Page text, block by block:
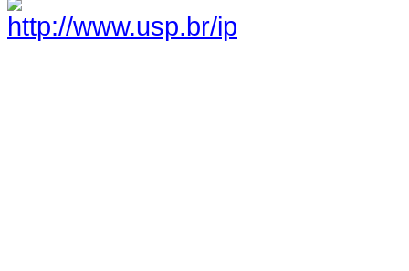
http://www.usp.br/ip